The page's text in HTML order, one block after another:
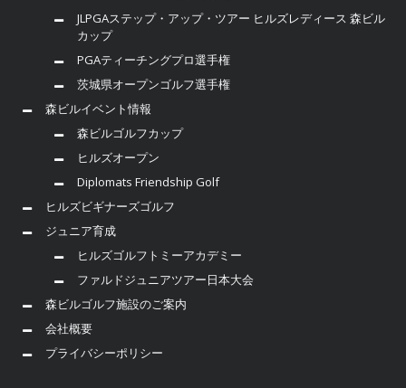
JLPGAステップ・アップ・ツアー ヒルズレディース 森ビル
カップ
PGAティーチングプロ選手権
茨城県オープンゴルフ選手権
森ビルイベント情報
森ビルゴルフカップ
ヒルズオープン
Diplomats Friendship Golf
ヒルズビギナーズゴルフ
ジュニア育成
ヒルズゴルフトミーアカデミー
ファルドジュニアツアー日本大会
森ビルゴルフ施設のご案内
会社概要
プライバシーポリシー